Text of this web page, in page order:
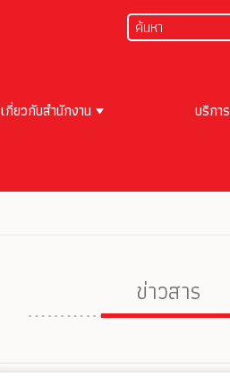
เกี่ยวกับสำนักงาน บริการ
ข่าวสาร